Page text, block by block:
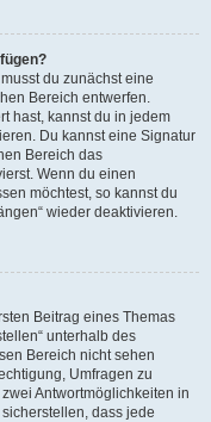
du zunächst eine
Bereich entwerfen.
hast, kannst du in jedem
Du kannst eine Signatur
Bereich das
Wenn du einen
möchtest, so kannst du
wieder deaktivieren.
Beitrag eines Themas
unterhalb des
Bereich nicht sehen
Umfragen zu
Antwortmöglichkeiten in
dass jede